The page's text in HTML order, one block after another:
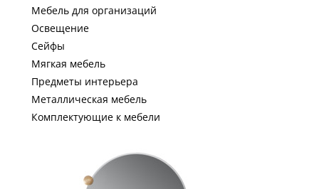
Мебель для организаций
Освещение
Сейфы
Мягкая мебель
Предметы интерьера
Металлическая мебель
Комплектующие к мебели